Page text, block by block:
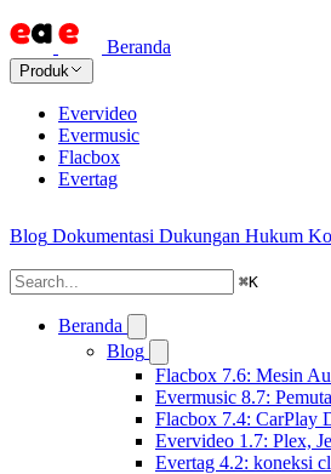
Beranda
Produk
Evervideo
Evermusic
Flacbox
Evertag
Blog Dokumentasi Dukungan Hukum
⌘K
Beranda
Blog
Flacbox 7.6: Mesin
Evermusic 8.7:
Flacbox 7.4: CarPlay
Evervideo 1.7: Plex,
Evertag 4.2: koneksi